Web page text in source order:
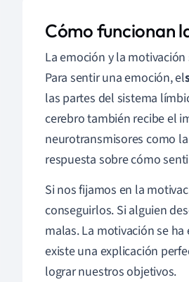
Cómo funcionan
La emoción y la
Para sentir una emoción, el
las partes del sistema
cerebro también recibe el
neurotransmisores como
respuesta sobre cómo
Si nos fijamos en la
conseguirlos. Si alguien
malas. La motivación se
existe una explicación
lograr nuestros objetivos.